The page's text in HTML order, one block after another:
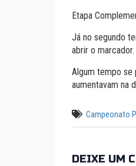
Etapa
Já no segundo
abrir o
Algum tempo se
aumentavam na
Campeonato
DEIXE UM